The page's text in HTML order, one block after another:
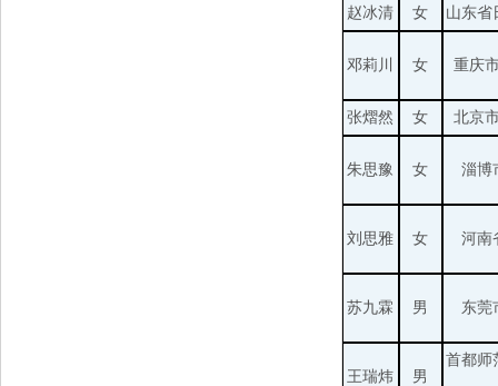
赵冰清 女 山东省
邓莉川 女 重庆
张熠然 女 北京
朱思豫 女 淄博
刘思雅 女 河南
苏九霖 男 东莞
王瑞炜 男
首都师